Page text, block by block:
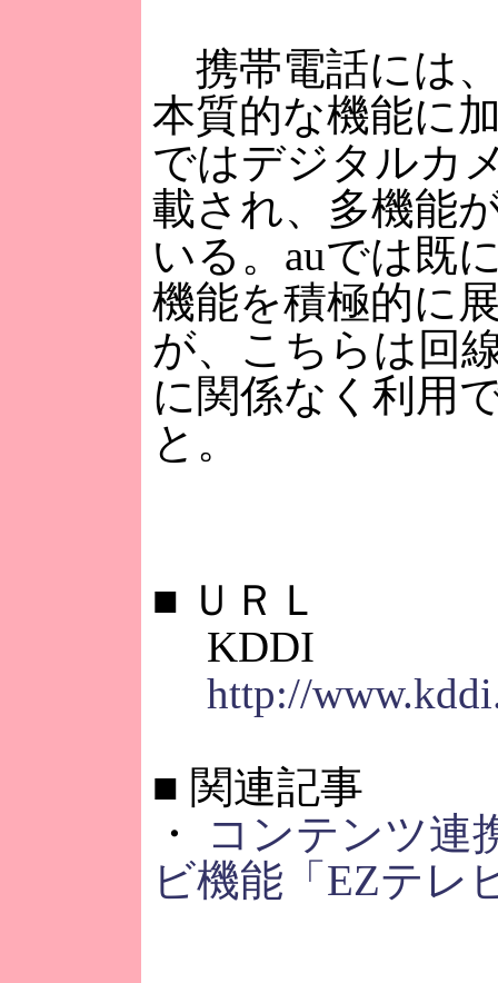
携帯電話には
本質的な機能に
ではデジタルカ
載され、多機能
いる。auでは既
機能を積極的に
が、こちらは回
に関係なく利用
と。
■ ＵＲＬ
KDDI
http://
■ 関連記事
・
コンテンツ連
ビ機能「EZテレ